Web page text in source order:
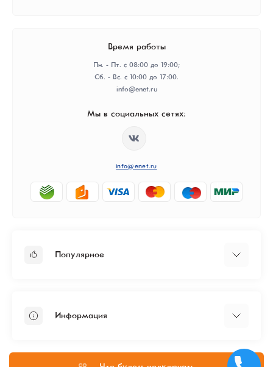
Время работы
Пн. - Пт. с 08:00 до 19:00;
Сб. - Вс. с 10:00 до 17:00.
info@enet.ru
Мы в социальных сетях:
info@enet.ru
Популярное
ЦОД
Информация